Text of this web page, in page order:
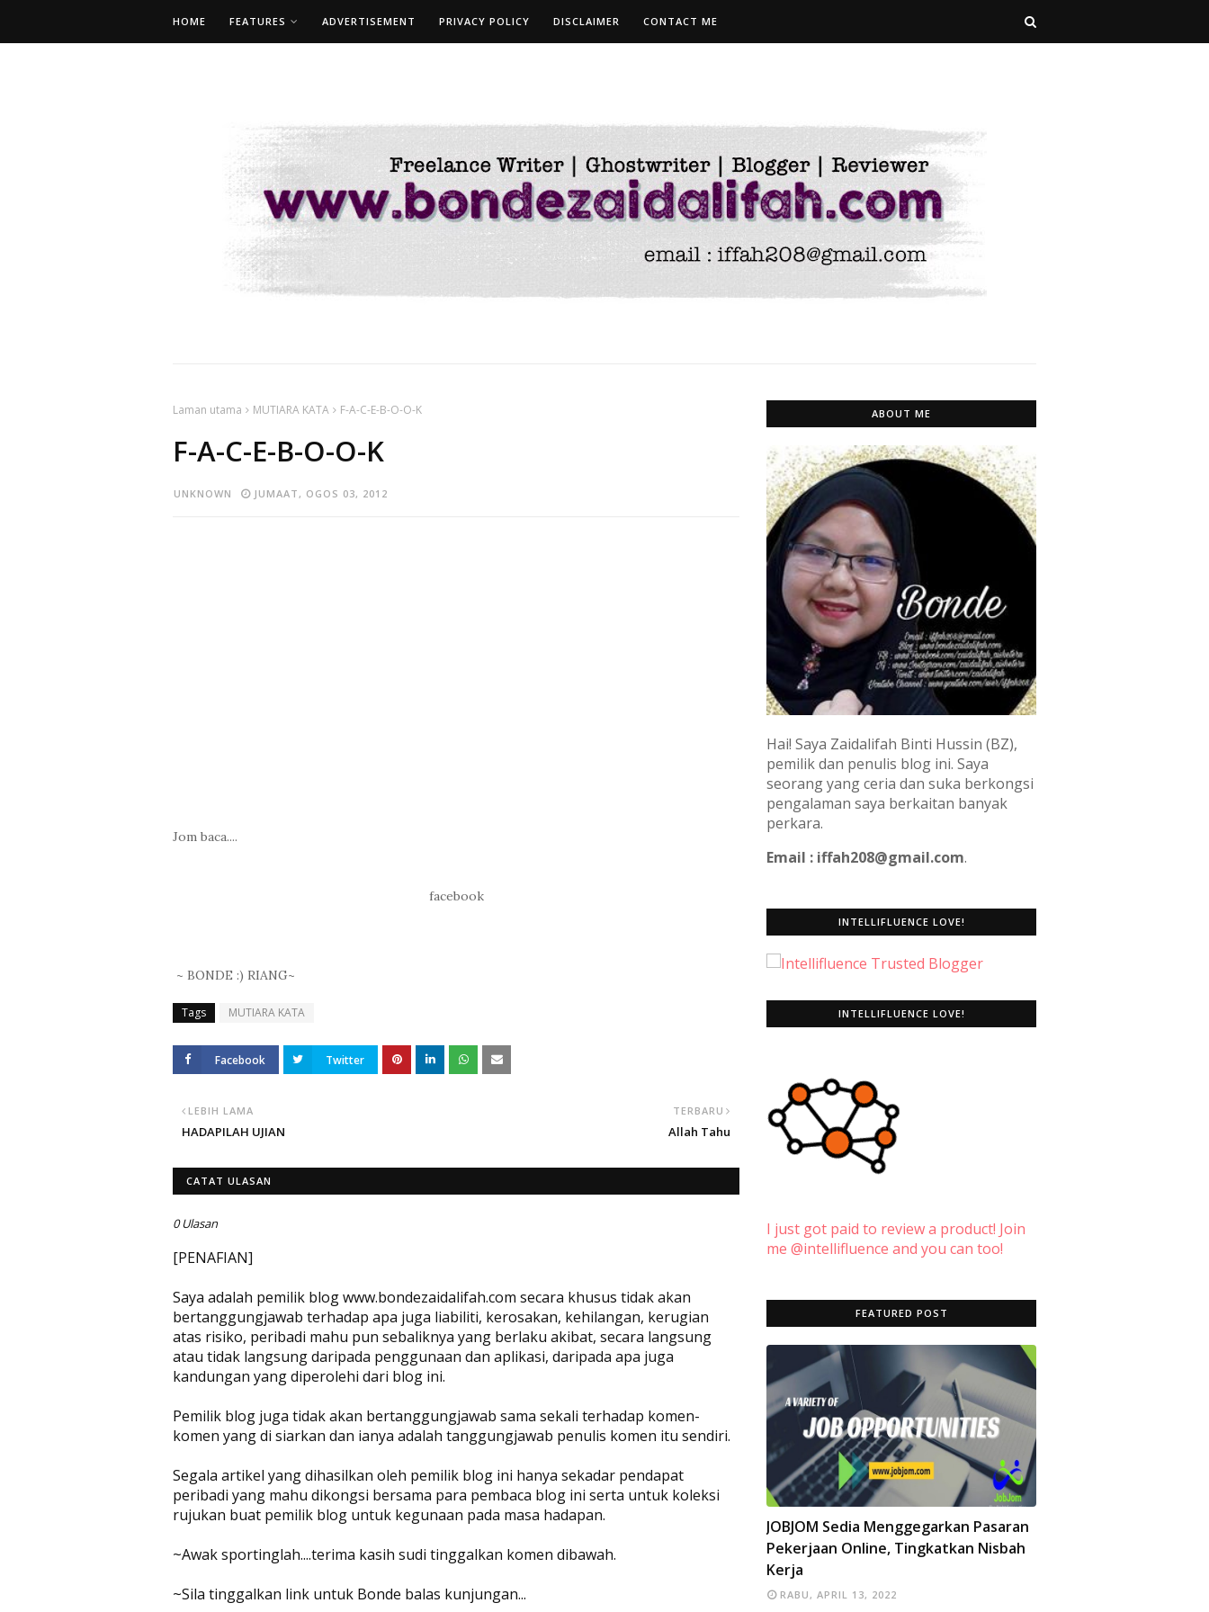
HOME FEATURES ADVERTISEMENT PRIVACY POLICY DISCLAIMER CONTACT ME
Laman utama MUTIARA KATA F-A-C-E-B-O-O-K
F-A-C-E-B-O-O-K
UNKNOWN JUMAAT, OGOS 03, 2012
Jom baca....
facebook
~ BONDE :) RIANG~
Tags MUTIARA KATA
Facebook Twitter
TERBARU
Allah Tahu
LEBIH LAMA
HADAPILAH UJIAN
CATAT ULASAN
0 Ulasan
[PENAFIAN]
Saya adalah pemilik blog www.bondezaidalifah.com secara khusus tidak akan
bertanggungjawab terhadap apa juga liabiliti, kerosakan, kehilangan, kerugian
atas risiko, peribadi mahu pun sebaliknya yang berlaku akibat, secara langsung
atau tidak langsung daripada penggunaan dan aplikasi, daripada apa juga
kandungan yang diperolehi dari blog ini.
Pemilik blog juga tidak akan bertanggungjawab sama sekali terhadap komen-
komen yang di siarkan dan ianya adalah tanggungjawab penulis komen itu sendiri.
Segala artikel yang dihasilkan oleh pemilik blog ini hanya sekadar pendapat
peribadi yang mahu dikongsi bersama para pembaca blog ini serta untuk koleksi
rujukan buat pemilik blog untuk kegunaan pada masa hadapan.
~Awak sportinglah....terima kasih sudi tinggalkan komen dibawah.
~Sila tinggalkan link untuk Bonde balas kunjungan...
ABOUT ME
Hai! Saya Zaidalifah Binti Hussin (BZ),
pemilik dan penulis blog ini. Saya
seorang yang ceria dan suka berkongsi
pengalaman saya berkaitan banyak
perkara.
Email : iffah208@gmail.com.
INTELLIFLUENCE LOVE!
INTELLIFLUENCE LOVE!
I just got paid to review a product! Join
me @intellifluence and you can too!
FEATURED POST
INFO
JOBJOM Sedia Menggegarkan Pasaran
Pekerjaan Online, Tingkatkan Nisbah
Kerja
RABU, APRIL 13, 2022